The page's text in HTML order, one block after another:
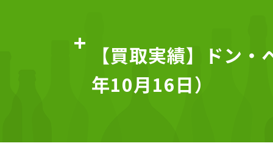
【買取実績】ドン
年10月16日）